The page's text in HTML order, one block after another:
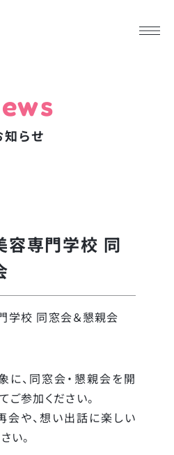
知らせ
容専門学校 同
学校 同窓会＆懇親会
に、同窓会・懇親会を開
ご参加ください。
会や、想い出話に楽しい
い。